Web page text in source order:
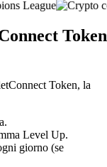
Token
Token, la
Level Up.
giorno (se